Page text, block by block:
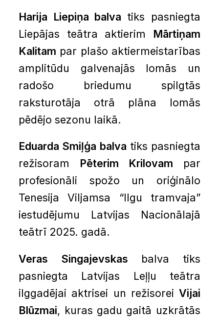
Harija Liepiņa balva tiks pasniegta
Liepājas teātra aktierim Mārtiņam
Kalitam par plašo aktiermeistarības
amplitūdu galvenajās lomās un
radošo briedumu spilgtās
raksturotāja otrā plāna lomās
pēdējo sezonu laikā.
Eduarda Smiļģa balva tiks pasniegta
režisoram Pēterim Krilovam par
profesionāli spožo un oriģinālo
Tenesija Viljamsa “Ilgu tramvaja”
iestudējumu Latvijas Nacionālajā
teātrī 2025. gadā.
Veras Singajevskas balva tiks
pasniegta Latvijas Leļļu teātra
ilggadējai aktrisei un režisorei Vijai
Blūzmai, kuras gadu gaitā uzkrātās